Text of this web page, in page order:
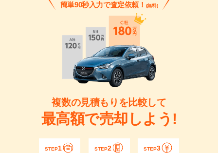
簡単90秒入力で査定依頼！ (無料)
複数の見積もりを比較して
最高額で売却しよう!
STEP1 STEP2 STEP3